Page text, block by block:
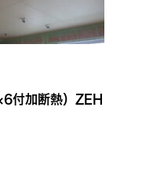
付加断熱）ZEH